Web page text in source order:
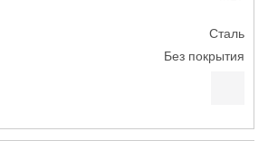
Сталь
Без покрытия